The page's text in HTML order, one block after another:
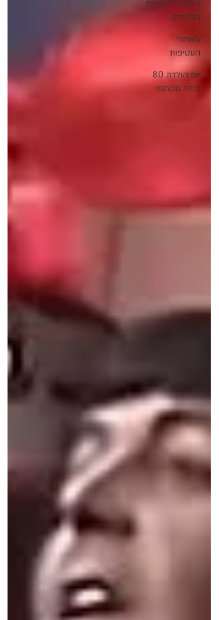
היום בהיסטורית
הביטלס
מאחורי
העטיפות
יום הולדת 80
לפול מקרטני